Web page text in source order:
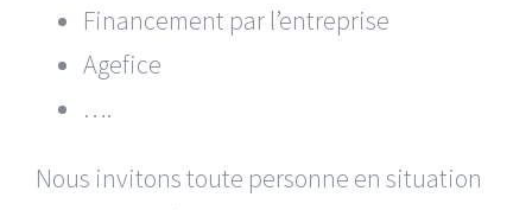
Financement par l’entreprise
Agefice
….
Nous invitons toute personne en situation